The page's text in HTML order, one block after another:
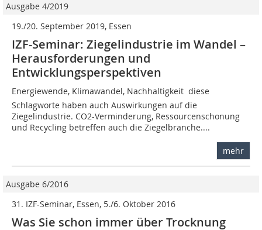
Ausgabe 4/2019
19./20. September 2019, Essen
IZF-Seminar: Ziegelindustrie im Wandel –
Herausforderungen und
Entwicklungsperspektiven
Energiewende, Klimawandel, Nachhaltigkeit  diese
Schlagworte haben auch Auswirkungen auf die
Ziegelindustrie. CO2-Verminderung, Ressourcenschonung
und Recycling betreffen auch die Ziegelbranche....
mehr
Ausgabe 6/2016
31. IZF-Seminar, Essen, 5./6. Oktober 2016
Was Sie schon immer über Trocknung